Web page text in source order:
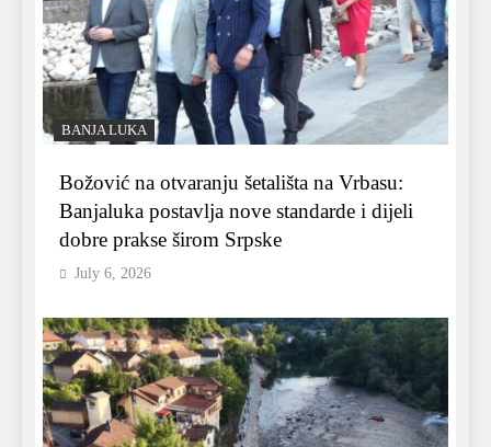
BANJA LUKA
Božović na otvaranju šetališta na Vrbasu:
Banjaluka postavlja nove standarde i dijeli
dobre prakse širom Srpske
July 6, 2026